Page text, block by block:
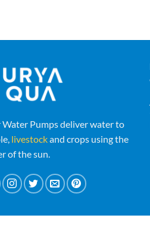
Water Pumps deliver water to
livestockand crops using the
of the sun.